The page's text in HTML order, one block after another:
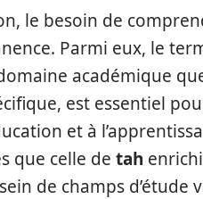
le besoin de
Parmi eux, le
académique
est essentiel
et à
que celle de tah
de champs d’étude